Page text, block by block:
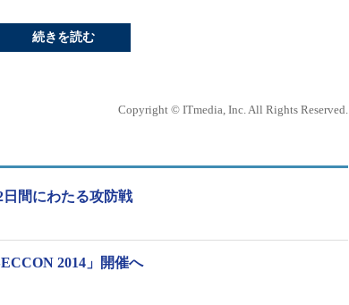
、互いに手元のサーバーを守り合う攻防戦形式の2タ
は難しい。米国で行われる「DEFCON CTF」を筆
時にはセキュリティエンジニアのリクルーティン
。
拡大を目的に、「SECCON CTF」など幾つかの大会
続きを読む
Copyright © ITmedia, Inc. All Rights Reserved.
間にわたる攻防戦
2014」開催へ